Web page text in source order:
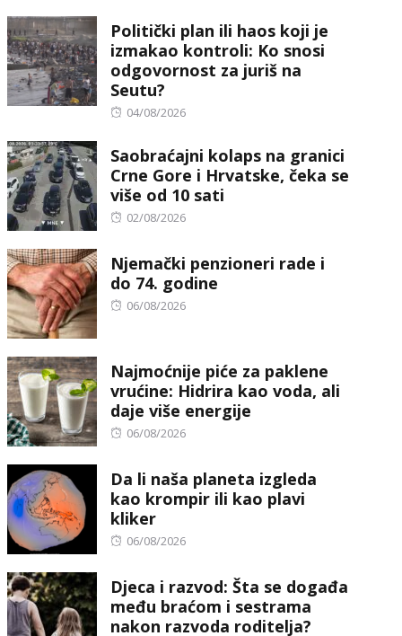
Politički plan ili haos koji je
izmakao kontroli: Ko snosi
odgovornost za juriš na
Seutu?
Posted
04/08/2026
Saobraćajni kolaps na granici
Crne Gore i Hrvatske, čeka se
više od 10 sati
Posted
02/08/2026
Njemački penzioneri rade i
do 74. godine
Posted
06/08/2026
Najmoćnije piće za paklene
vrućine: Hidrira kao voda, ali
daje više energije
Posted
06/08/2026
Da li naša planeta izgleda
kao krompir ili kao plavi
kliker
Posted
06/08/2026
Djeca i razvod: Šta se događa
među braćom i sestrama
nakon razvoda roditelja?